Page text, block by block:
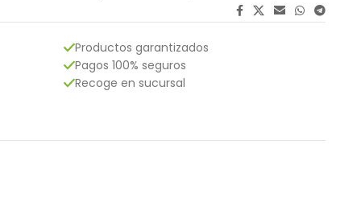
Productos garantizados
Pagos 100% seguros
Recoge en sucursal